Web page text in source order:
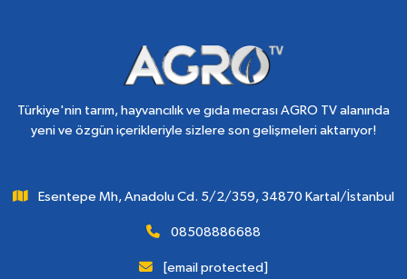
Türkiye'nin tarım, hayvancılık ve gıda mecrası AGRO TV alanında
yeni ve özgün içerikleriyle sizlere son gelişmeleri aktarıyor!
Esentepe Mh, Anadolu Cd. 5/2/359, 34870 Kartal/İstanbul
08508886688
[email protected]